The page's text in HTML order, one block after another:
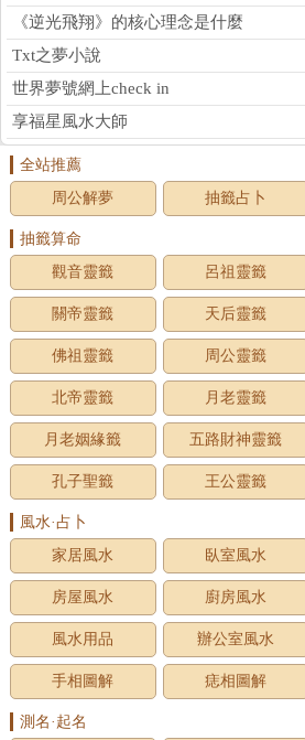
《逆光飛翔》的核心理念是什麼
Txt之夢小說
世界夢號網上check in
享福星風水大師
全站推薦
周公解夢
抽籤占卜
抽籤算命
觀音靈籤
呂祖靈籤
關帝靈籤 天后靈籤
佛祖靈籤 周公靈籤
北帝靈籤 月老靈籤
月老姻緣籤 五路財神靈籤
孔子聖籤 王公靈籤
風水·占卜
家居風水
臥室風水
房屋風水 廚房風水
風水用品 辦公室風水
手相圖解 痣相圖解
測名·起名